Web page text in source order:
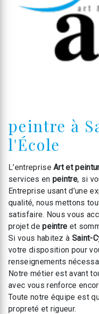
peintre à
l'École
L’entrepriseArt et
services en peintre, si
Entreprise usant d’une
qualité, nous mettons
satisfaire. Nous vous
projet depeintre et
Si vous habitez à Saint-
votre disposition pour
renseignements
Notre métier est avant
avec vous renforce
Toute notre équipe est
propreté et rigueur.